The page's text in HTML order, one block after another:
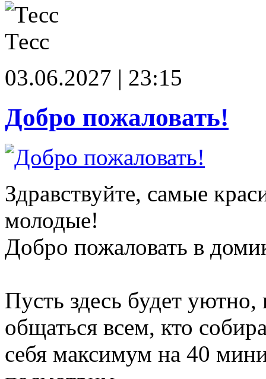
Тесс
03.06.2027 | 23:15
Добро пожаловать!
Здравствуйте, самые
молодые!
Добро пожаловать в
Пусть здесь будет
общаться всем, кто
себя максимум на 40